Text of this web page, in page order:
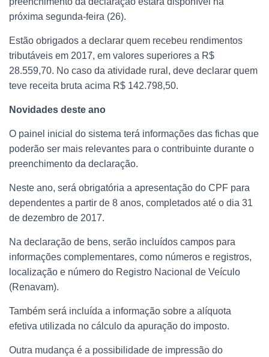
próxima segunda-feira (26).
Estão obrigados a declarar quem recebeu rendimentos
tributáveis em 2017, em valores superiores a R$
28.559,70. No caso da atividade rural, deve declarar quem
teve receita bruta acima R$ 142.798,50.
Novidades deste ano
O painel inicial do sistema terá informações das fichas que
poderão ser mais relevantes para o contribuinte durante o
preenchimento da declaração.
Neste ano, será obrigatória a apresentação do CPF para
dependentes a partir de 8 anos, completados até o dia 31
de dezembro de 2017.
Na declaração de bens, serão incluídos campos para
informações complementares, como números e registros,
localização e número do Registro Nacional de Veículo
(Renavam).
Também será incluída a informação sobre a alíquota
efetiva utilizada no cálculo da apuração do imposto.
Outra mudança é a possibilidade de impressão do